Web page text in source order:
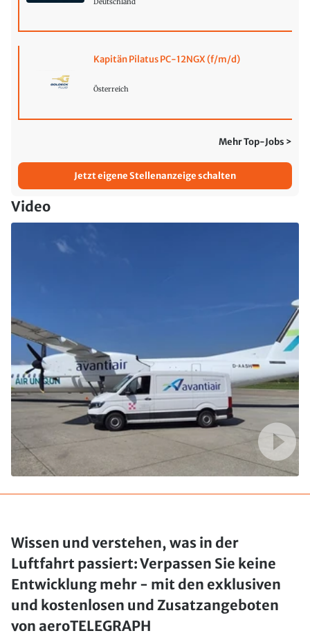
Deutschland
Kapitän Pilatus PC-12NGX (f/m/d)
Österreich
Mehr Top-Jobs >
Jetzt eigene Stellenanzeige schalten
Video
Wissen und verstehen, was in der
Luftfahrt passiert: Verpassen Sie keine
Entwicklung mehr - mit den exklusiven
und kostenlosen und Zusatzangeboten
von aeroTELEGRAPH